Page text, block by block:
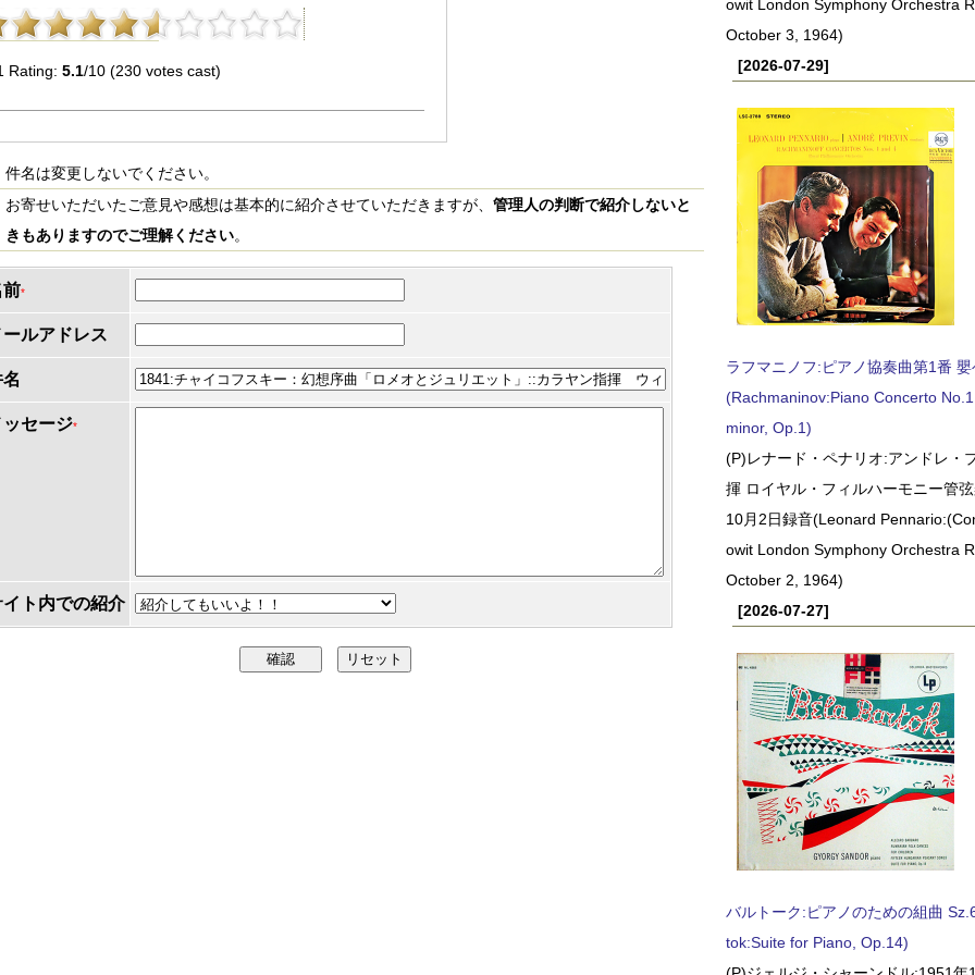
Rating: 5.1/10 (230 votes cast)
件名は変更しないでください。
お寄せいただいたご意見や感想は基本的に紹介させていただきますが、 管理人の判断で紹介しないと
きもありますのでご理解ください。
*
ルアドレス
セージ*
ト内での紹介
owit London Symphony Orchestra
October 3, 1964)
[2026-07-29]
ラフマニノフ:ピアノ協奏曲第1番
(Rachmaninov:Piano Concerto
minor, Op.1)
(P)レナード・ペナリオ:アンドレ・
揮 ロイヤル・フィルハーモニー管
10月2日録音(Leonard
owit London Symphony Orchestra
October 2, 1964)
[2026-07-27]
バルトーク:ピアノのための組曲
tok:Suite for Piano, Op.14)